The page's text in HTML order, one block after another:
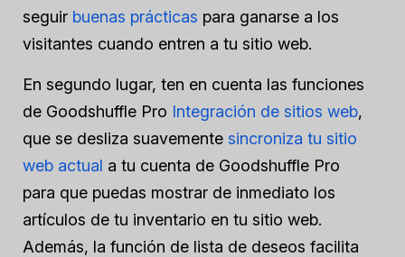
seguir buenas prácticas para ganarse a los
visitantes cuando entren a tu sitio web.
En segundo lugar, ten en cuenta las funciones
de Goodshuffle Pro Integración de sitios web,
que se desliza suavemente sincroniza tu sitio
web actual a tu cuenta de Goodshuffle Pro
para que puedas mostrar de inmediato los
artículos de tu inventario en tu sitio web.
Además, la función de lista de deseos facilita